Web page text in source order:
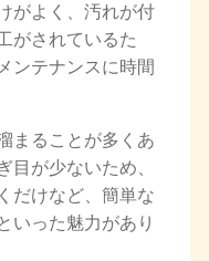
がよく、汚れが付
がされているた
ンテナンスに時間
まることが多くあ
目が少ないため、
だけなど、簡単な
いった魅力があり